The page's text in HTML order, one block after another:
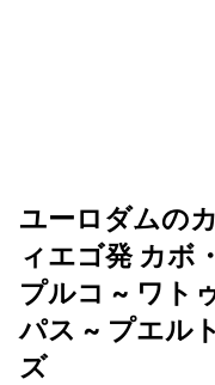
ユーロダムの
ィエゴ発 カボ
プルコ ~ ワト
パス ~ プエル
ズ